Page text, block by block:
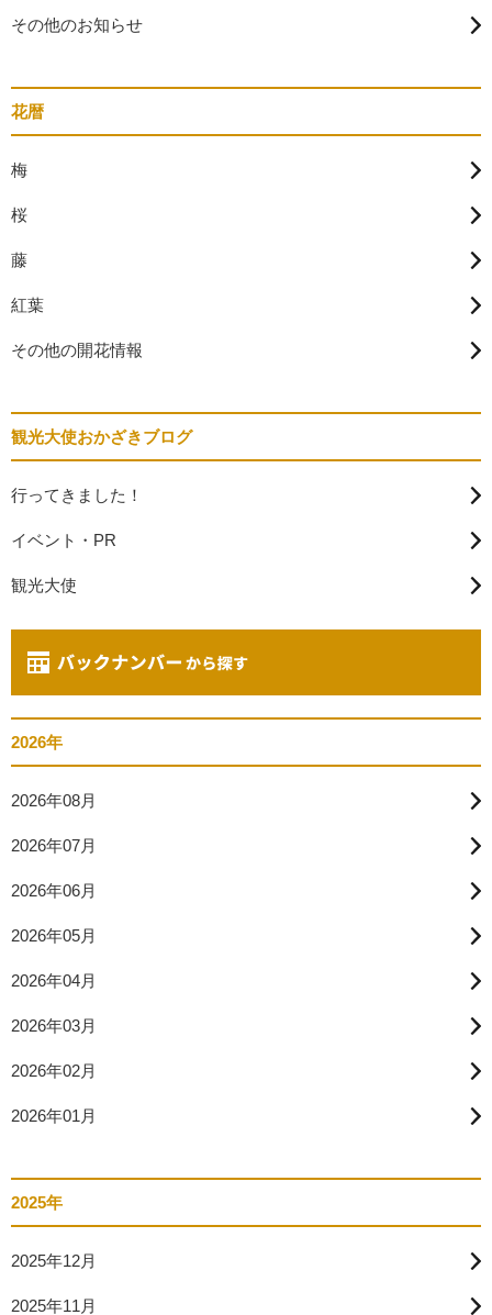
その他のお知らせ
花暦
梅
桜
藤
紅葉
その他の開花情報
観光大使おかざきブログ
行ってきました！
イベント・PR
観光大使
2026年
2026年08月
2026年07月
2026年06月
2026年05月
2026年04月
2026年03月
2026年02月
2026年01月
2025年
2025年12月
2025年11月